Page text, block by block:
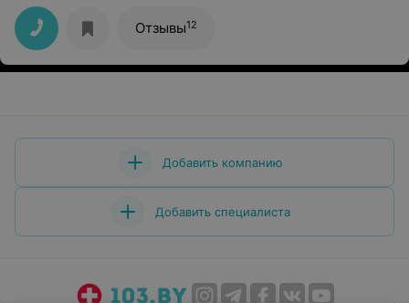
отношение, профессионализм, аккуратность. Мне
подлечили передний зуб, подобрав оттенок пломбы, а
также переделали халтуру государственной
поликлиники. Цены средние по городу. Теперь только
к Слабко.
Отзывы12
Добавить компанию
Добавить специалиста